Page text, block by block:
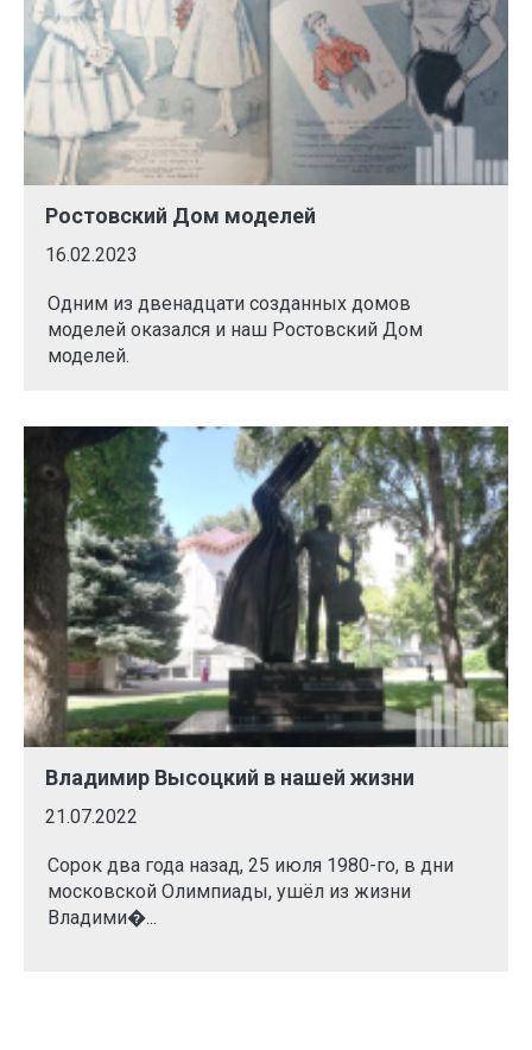
Ростовский Дом моделей
16.02.2023
Одним из двенадцати созданных домов
моделей оказался и наш Ростовский Дом
моделей.
Владимир Высоцкий в нашей жизни
21.07.2022
Сорок два года назад, 25 июля 1980-го, в дни
московской Олимпиады, ушёл из жизни
Владими�...